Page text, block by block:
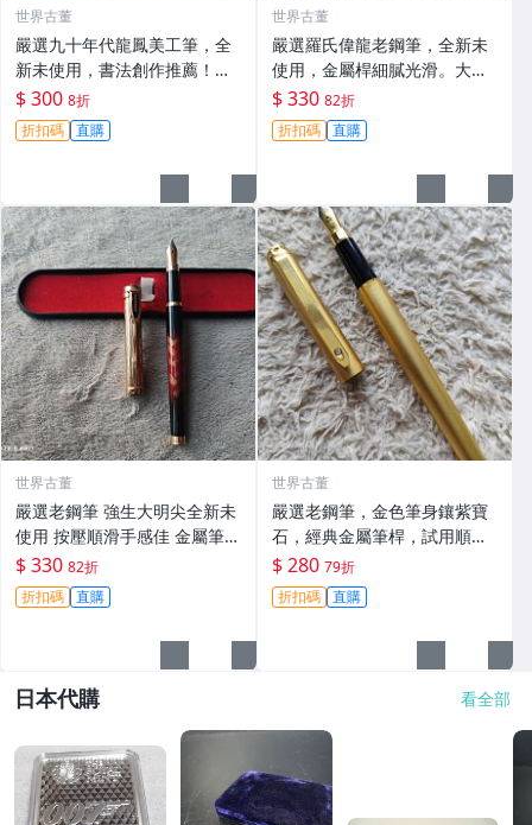
世界古董
嚴選九十年代龍鳳美工筆，全
新未使用，書法創作推薦！鋼
筆龍鳳695 老款龍鳳美工筆 鎮
紙書法 文房四寶收藏
$ 300 8折
折扣碼 直購
世界古董
嚴選羅氏偉龍老鋼筆，全新未
使用，金屬桿細膩光滑。大明
尖設計，試寫順暢無比。稻穗
桃心精美筆夾，手感極佳。 偉
龍 鋼筆 稻穗
$ 330 82折
折扣碼 直購
世界古董
嚴選老鋼筆 強生大明尖全新未
使用 按壓順滑手感佳 金屬筆身
做工精良 老式按捏上墨儲墨量
大 鋼筆 打字機 筆記本
$ 330 82折
折扣碼 直購
世界古董
嚴選老鋼筆，金色筆身鑲紫寶
石，經典金屬筆桿，試用順滑
手感佳，展現久遠風華。表面
微顯庫存氧化，細節請參閱圖
片。 老鋼筆 老字號 鋼筆 金屬
$ 280 79折
折扣碼 直購
日本代購 看全部